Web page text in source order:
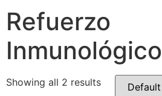
Refuerzo
Inmunológico
Showing all 2 results